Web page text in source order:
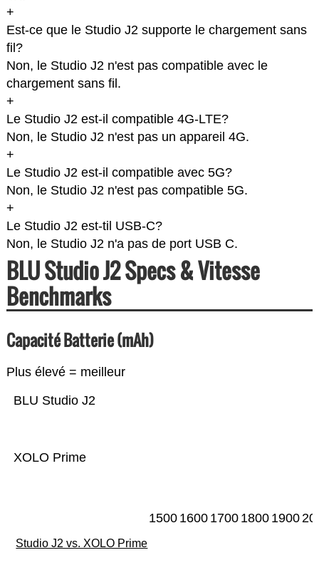
+
Est-ce que le Studio J2 supporte le chargement sans
fil?
Non, le Studio J2 n'est pas compatible avec le
chargement sans fil.
+
Le Studio J2 est-il compatible 4G-LTE?
Non, le Studio J2 n'est pas un appareil 4G.
+
Le Studio J2 est-il compatible avec 5G?
Non, le Studio J2 n'est pas compatible 5G.
+
Le Studio J2 est-til USB-C?
Non, le Studio J2 n'a pas de port USB C.
BLU Studio J2 Specs & Vitesse
Benchmarks
Capacité Batterie (mAh)
Plus élevé = meilleur
XOLO Prime
BLU Studio J2
1500 1600 1700 1800 1900
Studio J2 vs. XOLO Prime